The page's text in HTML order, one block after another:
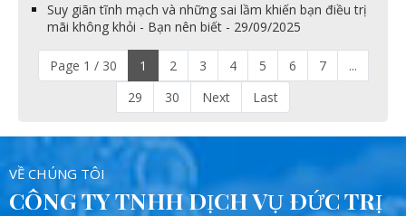
Suy giãn tĩnh mạch và những sai lầm khiến bạn điều trị
mãi không khỏi - Bạn nên biết - 29/09/2025
Page 1 / 30 1 2 3 4 5 6 7
...
29
30 Next Last
VỀ CHÚNG TÔI
CÔNG TY TNHH DỊCH VỤ ĐỨC TRỊ